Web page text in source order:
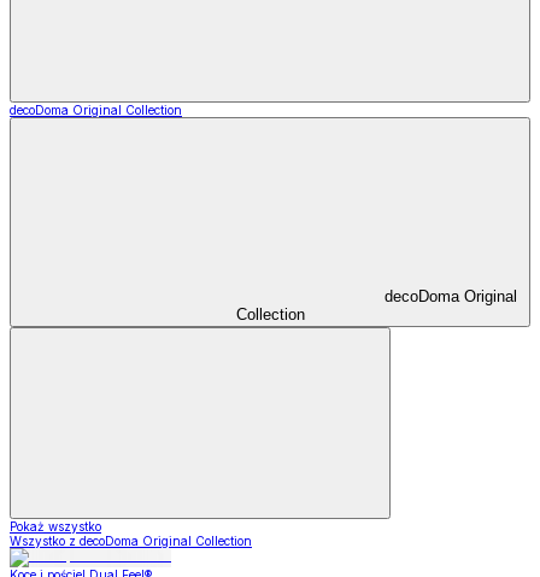
decoDoma Original Collection
decoDoma Original
Collection
Pokaż wszystko
Wszystko z decoDoma Original Collection